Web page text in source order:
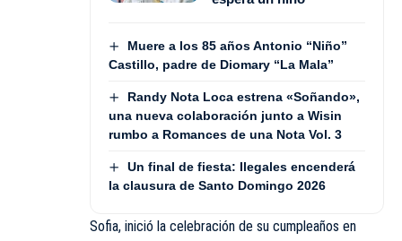
Muere a los 85 años Antonio “Niño”
Castillo, padre de Diomary “La Mala”
Randy Nota Loca estrena «Soñando»,
una nueva colaboración junto a Wisin
rumbo a Romances de una Nota Vol. 3
Un final de fiesta: Ilegales encenderá
la clausura de Santo Domingo 2026
Sofia, inició la celebración de su cumpleaños en